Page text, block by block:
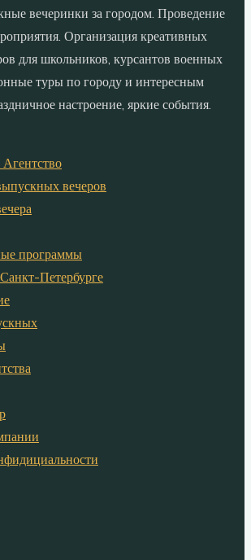
вечеринки за городом. Проведение
Организация креативных
для школьников, курсантов военных
туры по городу и интересным
настроение, яркие события.
вечеров
программы
Петербурге